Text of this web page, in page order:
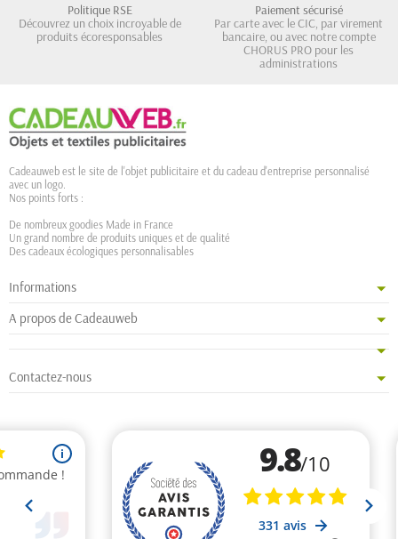
Politique RSE
Découvrez un choix incroyable de
produits écoresponsables
Paiement sécurisé
Par carte avec le CIC, par virement
bancaire, ou avec notre compte
CHORUS PRO pour les
administrations
Cadeauweb est le site de l'objet publicitaire et du cadeau d'entreprise personnalisé
avec un logo.
Nos points forts :
De nombreux goodies Made in France
Un grand nombre de produits uniques et de qualité
Des cadeaux écologiques personnalisables
Informations
A propos de Cadeauweb
Contactez-nous